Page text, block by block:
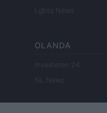
Lgbtq News
OLANDA
Investeren 24
NL Newz